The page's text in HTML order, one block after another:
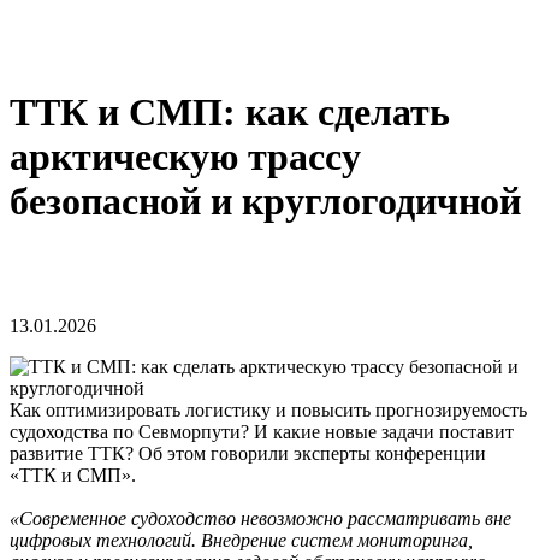
ТТК и СМП: как сделать
арктическую трассу
безопасной и круглогодичной
13.01.2026
Как оптимизировать логистику и повысить прогнозируемость
судоходства по Севморпути? И какие новые задачи поставит
развитие ТТК? Об этом говорили эксперты конференции
«ТТК и СМП».
«Современное судоходство невозможно рассматривать вне
цифровых технологий. Внедрение систем мониторинга,